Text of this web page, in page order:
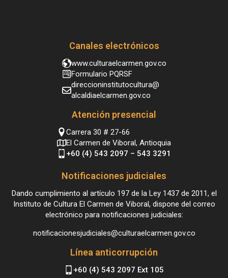
Canales electrónicos
www.culturaelcarmen.gov.co
Formulario PQRSF
direccioninstitutocultura@
alcaldiaelcarmen.gov.co
Atención presencial
Carrera 30 # 27-66
El Carmen de Viboral, Antioquia
+60 (4) 543 2097 – 543 3291
Notificaciones judiciales
Dando cumplimiento al artículo 197 de la Ley 1437 de 2011, el
Instituto de Cultura El Carmen de Viboral, dispone del correo
electrónico para notificaciones judiciales:
notificacionesjudiciales@culturaelcarmen.gov.co
Línea anticorrupción
+60 (4) 543 2097 Ext 105